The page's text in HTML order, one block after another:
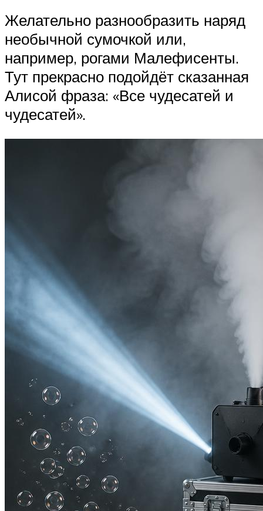
Желательно разнообразить наряд
необычной сумочкой или,
например, рогами Малефисенты.
Тут прекрасно подойдёт сказанная
Алисой фраза: «Все чудесатей и
чудесатей».